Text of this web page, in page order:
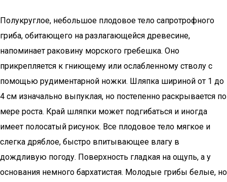
Полукруглое, небольшое плодовое тело сапротрофного
гриба, обитающего на разлагающейся древесине,
напоминает раковину морского гребешка. Оно
прикрепляется к гниющему или ослабленному стволу с
помощью рудиментарной ножки. Шляпка шириной от 1 до
4 см изначально выпуклая, но постепенно раскрывается по
мере роста. Край шляпки может подгибаться и иногда
имеет полосатый рисунок. Все плодовое тело мягкое и
слегка дряблое, быстро впитывающее влагу в
дождливую погоду. Поверхность гладкая на ощупь, а у
основания немного бархатистая. Молодые грибы белые, но